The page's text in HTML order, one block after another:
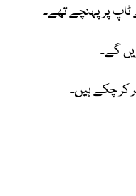
گے۔
کر چکے ہیں۔